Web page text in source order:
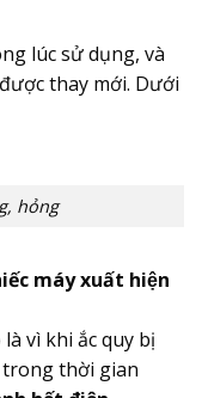
lúc sử dụng, và
thay mới. Dưới
hỏng
máy xuất hiện
là vì khi ắc quy bị
trong thời gian